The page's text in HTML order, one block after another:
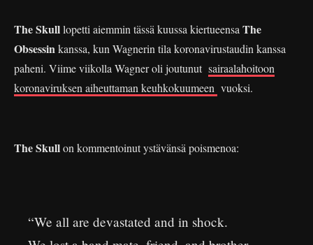
The Skulllopetti aiemmin tässä kuussa kiertueensa The
Obsessinkanssa, kun Wagnerin tila koronavirustaudin kanssa
paheni. Viime viikolla Wagner oli joutunut sairaalahoitoon
koronaviruksen aiheuttaman keuhkokuumeen vuoksi.
The Skullon kommentoinut ystävänsä poismenoa:
“We all are devastated and in shock.